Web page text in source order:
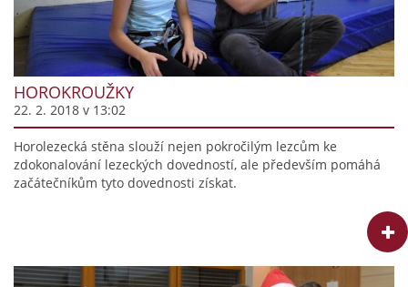
HOROKROUŽKY
22. 2. 2018 v 13:02
Horolezecká stěna slouží nejen pokročilým lezcům ke
zdokonalování lezeckých dovedností, ale především pomáhá
začátečníkům tyto dovednosti získat.